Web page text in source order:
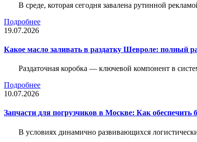
В среде, которая сегодня завалена рутинной
Подробнее
19.07.2026
Какое масло заливать в раздатку Шевроле: полный
Раздаточная коробка — ключевой компонент в
Подробнее
10.07.2026
Запчасти для погрузчиков в Москве: Как обеспечить
В условиях динамично развивающихся